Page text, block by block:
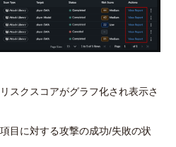
スクスコアがグラフ化され表示さ
目に対する攻撃の成功/失敗の状